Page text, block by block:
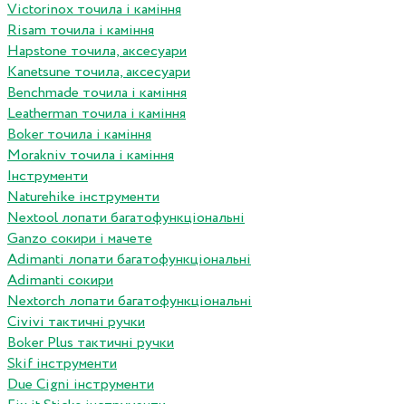
Victorinox точила і каміння
Risam точила і каміння
Hapstone точила, аксесуари
Kanetsune точила, аксесуари
Benchmade точила і каміння
Leatherman точила і каміння
Boker точила і каміння
Morakniv точила і каміння
Інструменти
Naturehike інструменти
Nextool лопати багатофункціональні
Ganzo сокири і мачете
Adimanti лопати багатофункціональні
Adimanti сокири
Nextorch лопати багатофункціональні
Сivivi тактичні ручки
Boker Plus тактичні ручки
Skif інструменти
Due Cigni інструменти